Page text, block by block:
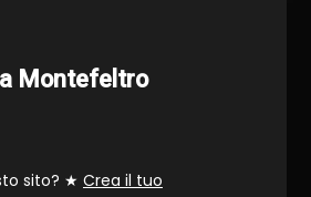
Montefeltro
sito? ★ Crea il tuo